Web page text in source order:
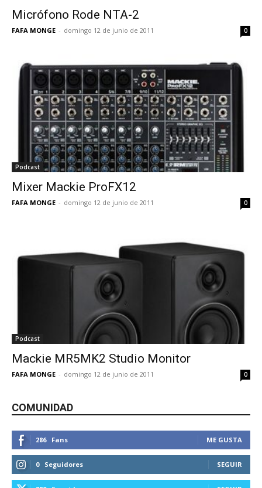
Micrófono Rode NTA-2
FAFA MONGE - domingo 12 de junio de 2011 0
Podcast
Mixer Mackie ProFX12
FAFA MONGE - domingo 12 de junio de 2011 0
Podcast
Mackie MR5MK2 Studio Monitor
FAFA MONGE - domingo 12 de junio de 2011 0
COMUNIDAD
286 Fans ME GUSTA
0 Seguidores SEGUIR